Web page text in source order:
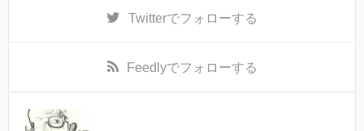
Twitterでフォローする
Feedlyでフォローする